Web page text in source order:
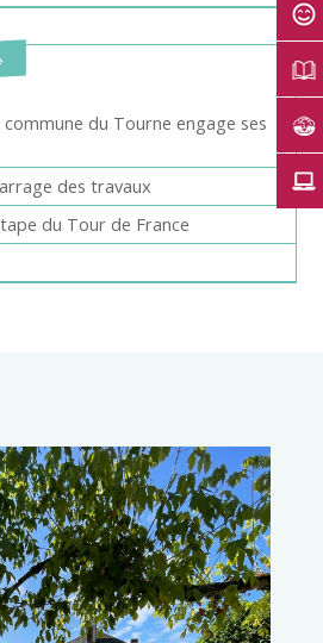
du Tourne engage ses
des travaux
du Tour de France